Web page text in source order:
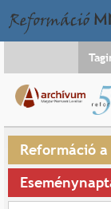
Reformáció